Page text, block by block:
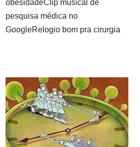
obesidadeClip musical de
pesquisa médica no
GoogleRelogio bom pra cirurgia